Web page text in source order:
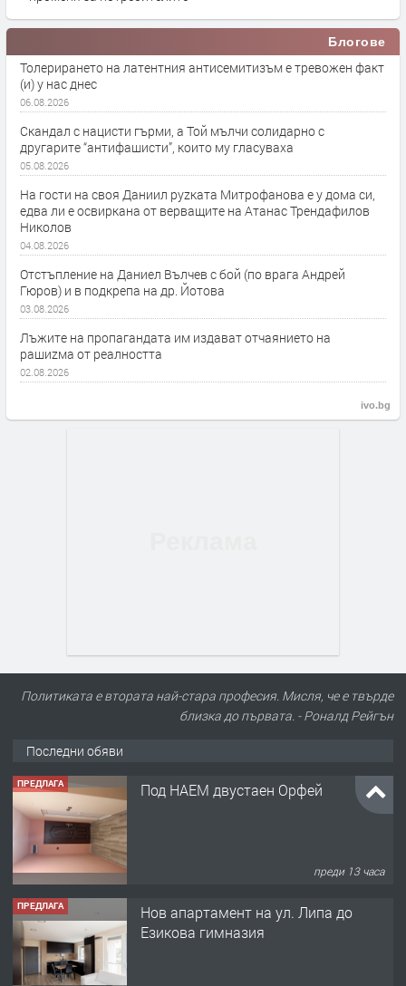
Блогове
Толерирането на латентния антисемитизъм е тревожен факт
(и) у нас днес
06.08.2026
Скандал с нацисти гърми, а Той мълчи солидарно с
другарите “антифашисти”, които му гласуваха
05.08.2026
На гости на своя Даниил руzката Митрофанова е у дома си,
едва ли е освиркана от верващите на Атанас Трендафилов
Николов
04.08.2026
Отстъпление на Даниел Вълчев с бой (по врага Андрей
Гюров) и в подкрепа на др. Йотова
03.08.2026
Лъжите на пропагандата им издават отчаянието на
рашиzма от реалността
02.08.2026
ivo.bg
Политиката е втората най-стара професия. Мисля, че е твърде
близка до първата. - Роналд Рейгън
Последни обяви
ПРЕДЛАГА Под НАЕМ двустаен Орфей
преди 13 часа
ПРЕДЛАГА
Нов апартамент на ул. Липа до
Езикова гимназия